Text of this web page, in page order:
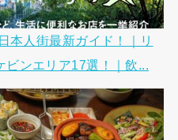
本人街最新ガイド！｜リ
ンエリア17選！｜飲...